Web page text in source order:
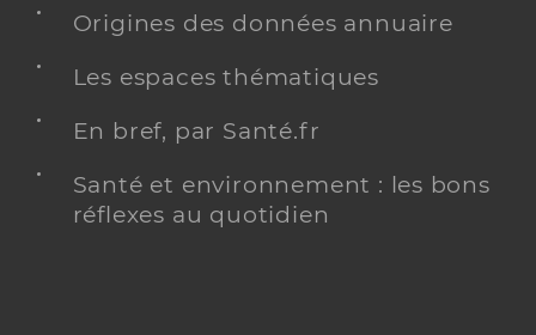
Origines des données annuaire
Les espaces thématiques
En bref, par Santé.fr
Santé et environnement : les bons
réflexes au quotidien